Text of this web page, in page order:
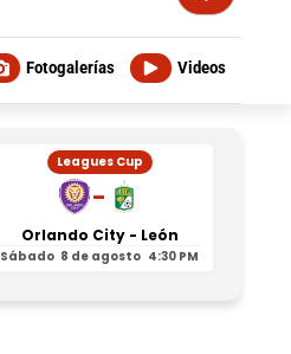
Videos
Fotogalerías
Leagues Cup
-
Orlando City - León
Sábado 8 de agosto 4:30 PM